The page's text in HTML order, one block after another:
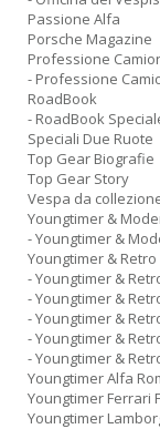
Passione Alfa
Porsche Magazine
Professione
- Professione
RoadBook
- RoadBook
Speciali Due Ruote
Top Gear Biografie
Top Gear Story
Vespa da
Youngtimer &
- Youngtimer &
Youngtimer & Retro
- Youngtimer &
- Youngtimer &
- Youngtimer &
- Youngtimer &
- Youngtimer &
Youngtimer Alfa
Youngtimer Ferrari
Youngtimer